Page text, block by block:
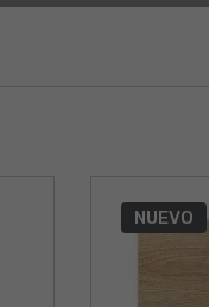
NUEVO